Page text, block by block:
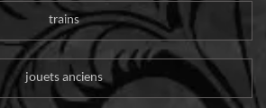
trains
jouets anciens